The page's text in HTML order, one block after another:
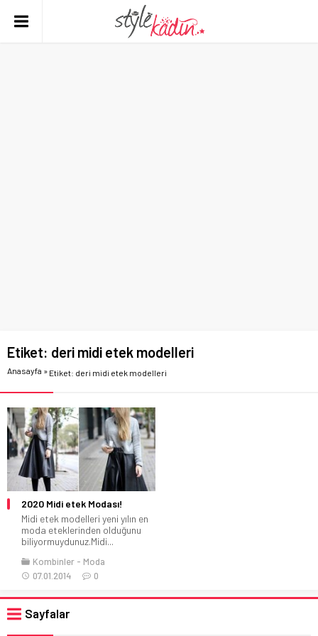
Etiket: deri midi etek modelleri
Anasayfa » Etiket: deri midi etek modelleri
2020 Midi etek Modası!
Midi etek modelleri yeni yılın en
moda eteklerinden olduğunu
biliyormuydunuz.Midi...
Kombinler
Moda
07.01.2014
0
Sayfalar